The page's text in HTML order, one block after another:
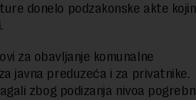
donelo podzakonske akte
za obavljanje komunalne
javna preduzeća i za privatnike.
zbog podizanja nivoa